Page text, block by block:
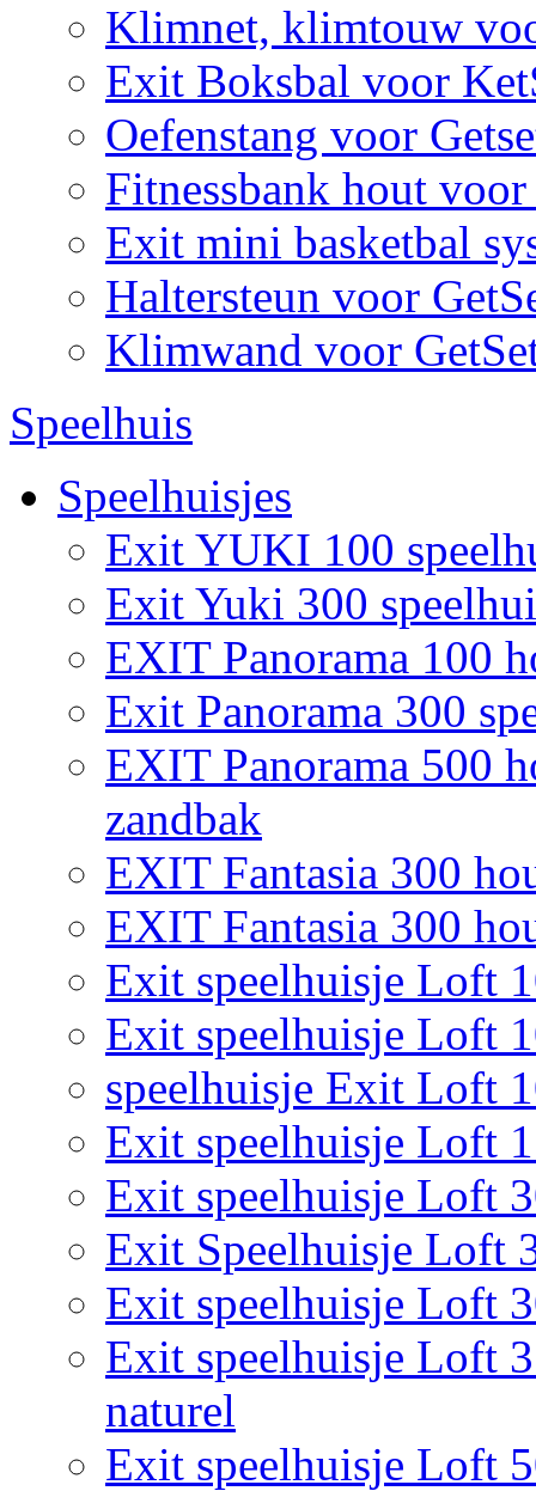
Klimnet, klimtouw
Exit Boksbal voor
Oefenstang voor
Fitnessbank hout voor
Exit mini basketbal
Haltersteun voor
Klimwand voor
Speelhuis
Speelhuisjes
Exit YUKI 100
Exit Yuki 300
EXIT Panorama 100
Exit Panorama 300
EXIT Panorama 500
zandbak
EXIT Fantasia 300
EXIT Fantasia 300
Exit speelhuisje Loft
Exit speelhuisje Loft
speelhuisje Exit Loft
Exit speelhuisje Loft
Exit speelhuisje Loft
Exit Speelhuisje Loft
Exit speelhuisje Loft
Exit speelhuisje Loft
naturel
Exit speelhuisje Loft